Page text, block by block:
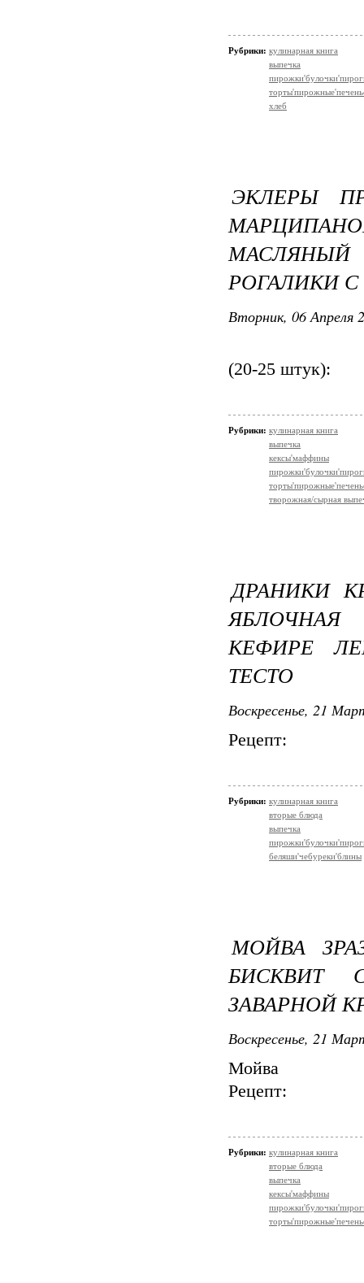
Рубрики: кулинарная книга
выпечка
хлеб
ЭКЛЕРЫ
РОГАЛИКИ
Вторник, 06 Апреля
(20-25 штук):
Рубрики: кулинарная книга
выпечка
кексы'маффины
творожная/сырная
ДРАНИКИ
КЕФИРЕ
ТЕСТО
Воскресенье, 21
Рецепт:
Рубрики: кулинарная книга
вторые блюда
выпечка
беляши'чебуреки'блины
МОЙВА
БИСКВИТ
ЗАВАРНОЙ
Воскресенье, 21
Мойва
Рецепт:
Рубрики: кулинарная книга
вторые блюда
выпечка
кексы'маффины